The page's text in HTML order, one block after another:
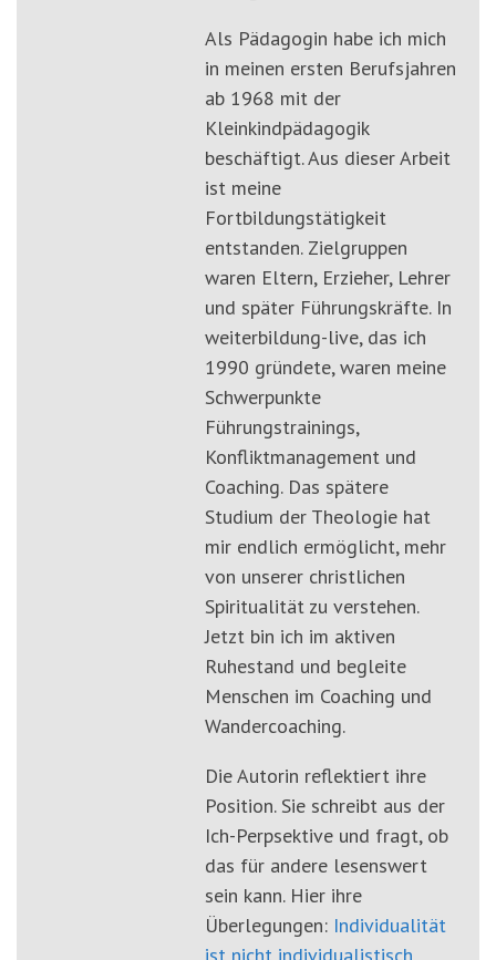
Als Pädagogin habe ich mich
in meinen ersten Berufsjahren
ab 1968 mit der
Kleinkindpädagogik
beschäftigt. Aus dieser Arbeit
ist meine
Fortbildungstätigkeit
entstanden. Zielgruppen
waren Eltern, Erzieher, Lehrer
und später Führungskräfte. In
weiterbildung-live, das ich
1990 gründete, waren meine
Schwerpunkte
Führungstrainings,
Konfliktmanagement und
Coaching. Das spätere
Studium der Theologie hat
mir endlich ermöglicht, mehr
von unserer christlichen
Spiritualität zu verstehen.
Jetzt bin ich im aktiven
Ruhestand und begleite
Menschen im Coaching und
Wandercoaching.
Die Autorin reflektiert ihre
Position. Sie schreibt aus der
Ich-Perpsektive und fragt, ob
das für andere lesenswert
sein kann. Hier ihre
Überlegungen: Individualität